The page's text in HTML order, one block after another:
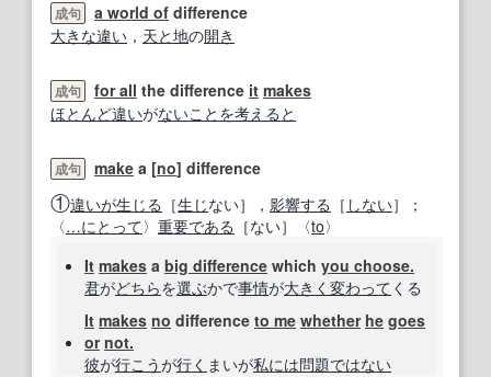
成句 a world of difference
大きな違い ， 天と地の開き
成句 for all the difference it makes
ほとんど違いがないこと を考えると
成句 make a [no] difference
①違いが生じる ［生じない］， 影響する ［ しない］；
〈…にとって〉 重要である ［ない］〈to〉
It makes a big difference which you choose.
君がどちらを選ぶかで事情が大きく 変わって くる
It makes no difference to me whether he goes
or not.
彼が行こうが行く まいが私には問題ではない